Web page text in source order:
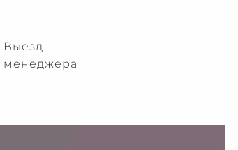
Выезд
менеджера